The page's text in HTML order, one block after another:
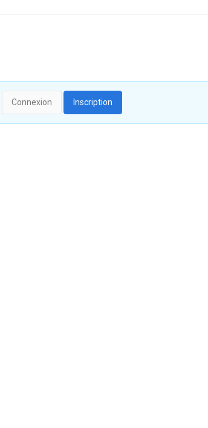
Connexion Inscription